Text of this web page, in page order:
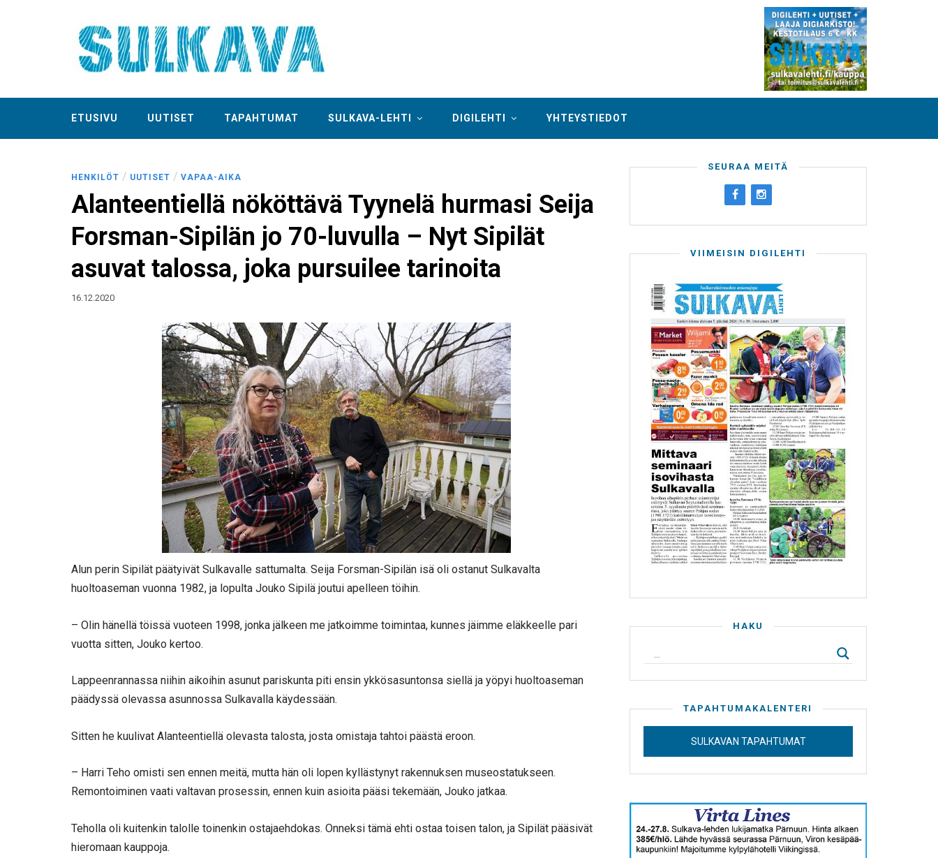
ETUSIVU UUTISET TAPAHTUMAT SULKAVA-LEHTI DIGILEHTI YHTEYSTIEDOT
HENKILÖT / UUTISET / VAPAA-AIKA
Alanteentiellä nököttävä Tyynelä hurmasi Seija
Forsman-Sipilän jo 70-luvulla – Nyt Sipilät
asuvat talossa, joka pursuilee tarinoita
16.12.2020
Alun perin Sipilät päätyivät Sulkavalle sattumalta. Seija Forsman-Sipilän isä oli ostanut Sulkavalta
huoltoaseman vuonna 1982, ja lopulta Jouko Sipilä joutui apelleen töihin.
– Olin hänellä töissä vuoteen 1998, jonka jälkeen me jatkoimme toimintaa, kunnes jäimme eläkkeelle pari
vuotta sitten, Jouko kertoo.
Lappeenrannassa niihin aikoihin asunut pariskunta piti ensin ykkösasuntonsa siellä ja yöpyi huoltoaseman
päädyssä olevassa asunnossa Sulkavalla käydessään.
Sitten he kuulivat Alanteentiellä olevasta talosta, josta omistaja tahtoi päästä eroon.
– Harri Teho omisti sen ennen meitä, mutta hän oli lopen kyllästynyt rakennuksen museostatukseen.
Remontoiminen vaati valtavan prosessin, ennen kuin asioita pääsi tekemään, Jouko jatkaa.
Teholla oli kuitenkin talolle toinenkin ostajaehdokas. Onneksi tämä ehti ostaa toisen talon, ja Sipilät pääsivät
hieromaan kauppoja.
SEURAA MEITÄ
VIIMEISIN DIGILEHTI
HAKU
TAPAHTUMAKALENTERI
SULKAVAN TAPAHTUMAT